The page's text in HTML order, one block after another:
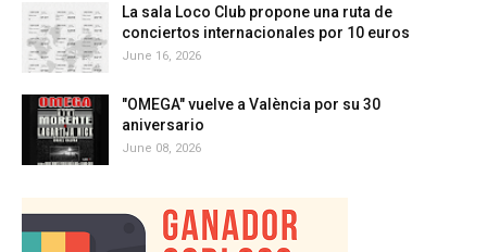
La sala Loco Club propone una ruta de
conciertos internacionales por 10 euros
June 16, 2026
"OMEGA" vuelve a València por su 30
aniversario
June 08, 2026